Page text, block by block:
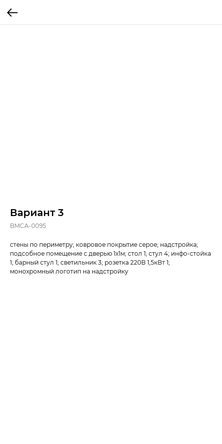
Вариант 3
BMCA-0095
стены по периметру; ковровое покрытие серое; надстройка;
подсобное помещение с дверью 1x1м; стол 1; стул 4; инфо-стойка
1; барный стул 1; светильник 3; розетка 220В 1,5кВт 1;
монохромный логотип на надстройку